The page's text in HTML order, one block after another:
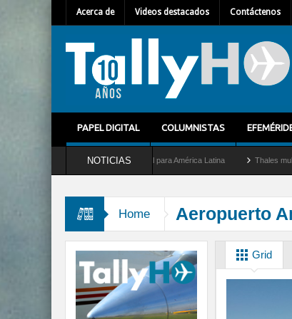
Acerca de Videos destacados Contáctenos
PAPEL DIGITAL COLUMNISTAS
NOTICIAS
nuevo Director General para América Latina Thales multiplica por diez
Home Aeropuerto
Grid